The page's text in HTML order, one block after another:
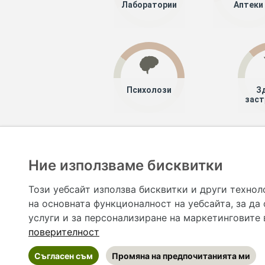
Лаборатории Аптеки
Психолози
предназначена да служи само и единствено за
допълване на данните и за коригиране на
Ние използваме бисквитки
Този уебсайт използва бисквитки и други
на основната функционалност на уебсайта, за да
услуги и за персонализиране на
поверителност
Съгласен съм Промяна на предпочитанията ми